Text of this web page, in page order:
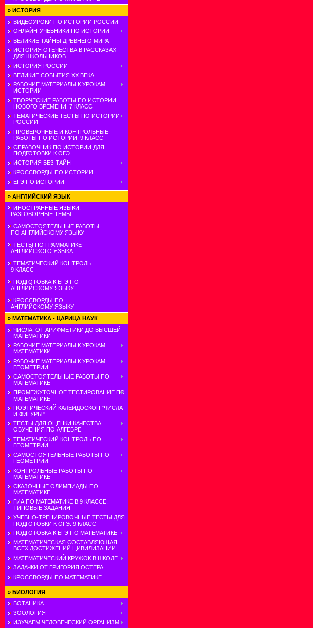
» ИСТОРИЯ
ВИДЕОУРОКИ ПО ИСТОРИИ РОССИИ
ОНЛАЙН-УЧЕБНИКИ ПО ИСТОРИИ
ВЕЛИКИЕ ТАЙНЫ ДРЕВНЕГО МИРА
ИСТОРИЯ ОТЕЧЕСТВА В РАССКАЗАХ
ДЛЯ ШКОЛЬНИКОВ
ИСТОРИЯ РОССИИ
ВЕЛИКИЕ СОБЫТИЯ ХХ ВЕКА
РАБОЧИЕ МАТЕРИАЛЫ К УРОКАМ
ИСТОРИИ
ТВОРЧЕСКИЕ РАБОТЫ ПО ИСТОРИИ
НОВОГО ВРЕМЕНИ. 7 КЛАСС
ТЕМАТИЧЕСКИЕ ТЕСТЫ ПО ИСТОРИИ
РОССИИ
ПРОВЕРОЧНЫЕ И КОНТРОЛЬНЫЕ
РАБОТЫ ПО ИСТОРИИ. 9 КЛАСС
СПРАВОЧНИК ПО ИСТОРИИ ДЛЯ
ПОДГОТОВКИ К ОГЭ
ИСТОРИЯ БЕЗ ТАЙН
КРОССВОРДЫ ПО ИСТОРИИ
ЕГЭ ПО ИСТОРИИ
» АНГЛИЙСКИЙ ЯЗЫК
ИНОСТРАННЫЕ ЯЗЫКИ.
РАЗГОВОРНЫЕ ТЕМЫ
САМОСТОЯТЕЛЬНЫЕ РАБОТЫ
ПО АНГЛИЙСКОМУ ЯЗЫКУ
ТЕСТЫ ПО ГРАММАТИКЕ
АНГЛИЙСКОГО ЯЗЫКА
ТЕМАТИЧЕСКИЙ КОНТРОЛЬ.
9 КЛАСС
ПОДГОТОВКА К ЕГЭ ПО
АНГЛИЙСКОМУ ЯЗЫКУ
КРОССВОРДЫ ПО
АНГЛИЙСКОМУ ЯЗЫКУ
» МАТЕМАТИКА - ЦАРИЦА НАУК
ЧИСЛА: ОТ АРИФМЕТИКИ ДО ВЫСШЕЙ
МАТЕМАТИКИ
РАБОЧИЕ МАТЕРИАЛЫ К УРОКАМ
МАТЕМАТИКИ
РАБОЧИЕ МАТЕРИАЛЫ К УРОКАМ
ГЕОМЕТРИИ
САМОСТОЯТЕЛЬНЫЕ РАБОТЫ ПО
МАТЕМАТИКЕ
ПРОМЕЖУТОЧНОЕ ТЕСТИРОВАНИЕ ПО
МАТЕМАТИКЕ
ПОЭТИЧЕСКИЙ КАЛЕЙДОСКОП "ЧИСЛА
И ФИГУРЫ"
ТЕСТЫ ДЛЯ ОЦЕНКИ КАЧЕСТВА
ОБУЧЕНИЯ ПО АЛГЕБРЕ
ТЕМАТИЧЕСКИЙ КОНТРОЛЬ ПО
ГЕОМЕТРИИ
САМОСТОЯТЕЛЬНЫЕ РАБОТЫ ПО
ГЕОМЕТРИИ
КОНТРОЛЬНЫЕ РАБОТЫ ПО
МАТЕМАТИКЕ
СКАЗОЧНЫЕ ОЛИМПИАДЫ ПО
МАТЕМАТИКЕ
ГИА ПО МАТЕМАТИКЕ В 9 КЛАССЕ.
ТИПОВЫЕ ЗАДАНИЯ
УЧЕБНО-ТРЕНИРОВОЧНЫЕ ТЕСТЫ ДЛЯ
ПОДГОТОВКИ К ОГЭ. 9 КЛАСС
ПОДГОТОВКА К ЕГЭ ПО МАТЕМАТИКЕ
МАТЕМАТИЧЕСКАЯ СОСТАВЛЯЮЩАЯ
ВСЕХ ДОСТИЖЕНИЙ ЦИВИЛИЗАЦИИ
МАТЕМАТИЧЕСКИЙ КРУЖОК В ШКОЛЕ
ЗАДАЧКИ ОТ ГРИГОРИЯ ОСТЕРА
КРОССВОРДЫ ПО МАТЕМАТИКЕ
» БИОЛОГИЯ
БОТАНИКА
ЗООЛОГИЯ
ИЗУЧАЕМ ЧЕЛОВЕЧЕСКИЙ ОРГАНИЗМ